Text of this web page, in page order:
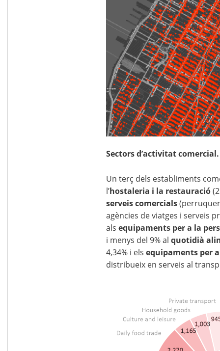
Sectors d’activitat comercial.
Un terç dels establiments
l’hostaleria i la restauració
serveis comercials
agències de viatges i serveis
als equipaments per a la
i menys del 9% al quotidià
4,34% i els equipaments per
distribueix en serveis al